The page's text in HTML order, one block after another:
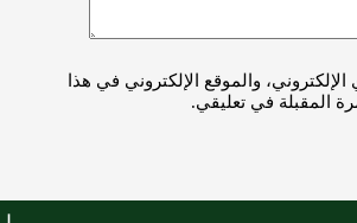
والموقع الإلكتروني في هذا
المقبلة في تعليقي.